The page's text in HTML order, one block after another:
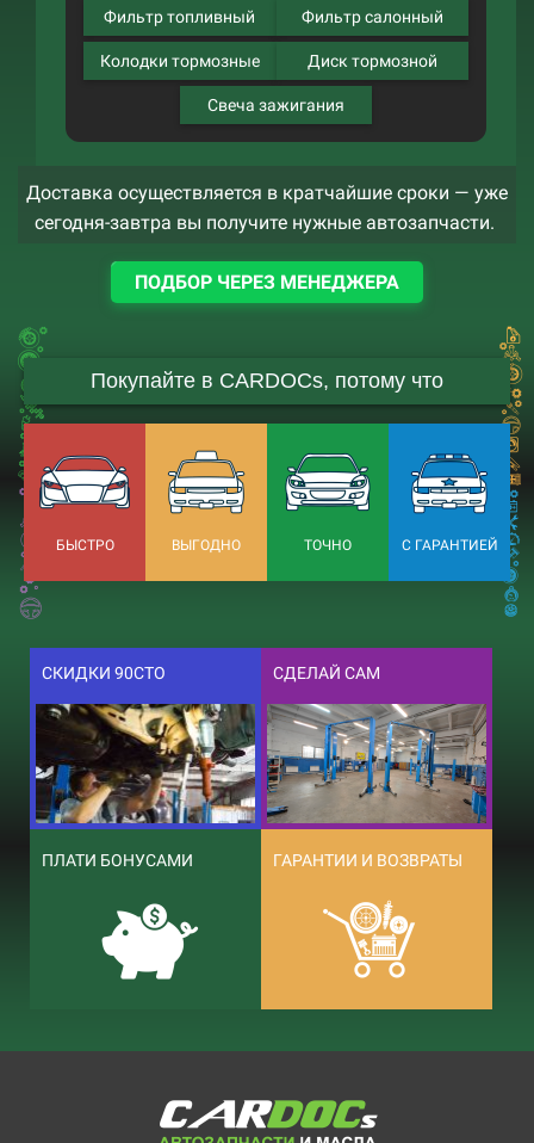
Фильтр топливный Фильтр салонный
Колодки тормозные Диск тормозной
Свеча зажигания
Доставка осуществляется в кратчайшие сроки — уже
сегодня-завтра вы получите нужные автозапчасти.
ПОДБОР ЧЕРЕЗ МЕНЕДЖЕРА
Покупайте в CARDOCs, потому что
БЫСТРО ВЫГОДНО ТОЧНО С ГАРАНТИЕЙ
СКИДКИ 90СТО СДЕЛАЙ САМ
ПЛАТИ БОНУСАМИ ГАРАНТИИ И ВОЗВРАТЫ